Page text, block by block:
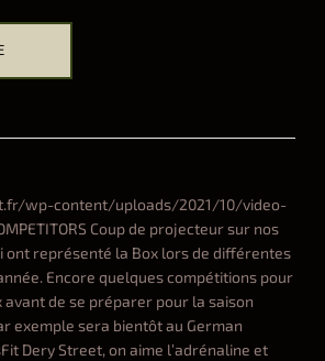
wp-content/uploads/2021/10/video-
Coup de projecteur sur nos
ont représenté la Box lors de différentes
Encore quelques compétitions pour
avant de se préparer pour la saison
exemple sera bientôt au German
Dery Street, on aime l’adrénaline et